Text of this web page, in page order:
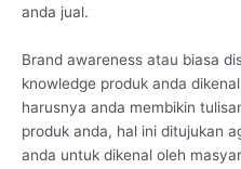
anda jual.
Brand awareness atau biasa
knowledge produk anda
harusnya anda membikin
produk anda, hal ini ditujukan
anda untuk dikenal oleh